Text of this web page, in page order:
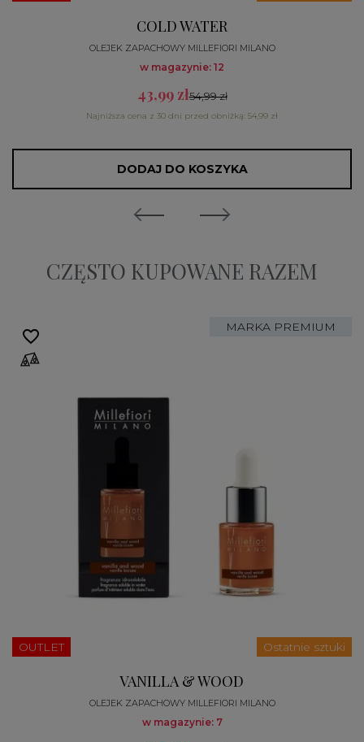
COLD WATER
OLEJEK ZAPACHOWY MILLEFIORI MILANO
w magazynie: 12
43,99 zł54,99 zł
Najniższa cena z 30 dni przed obniżką: 54,99 zł
DODAJ DO KOSZYKA
CZĘSTO KUPOWANE RAZEM
MARKA PREMIUM
OUTLET Ostatnie sztuki
VANILLA & WOOD
OLEJEK ZAPACHOWY MILLEFIORI MILANO
w magazynie: 7
favorite_border